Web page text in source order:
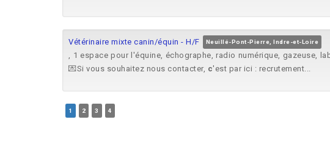
Vétérinaire mixte canin/équin - H/F Neuillé-Pont-Pierre, Indre-et-Loire
, 1 espace pour l'équine, échographe, radio numérique, gazeuse,
💌Si vous souhaitez nous contacter, c'est par ici : recrutement...
1 2 3 4